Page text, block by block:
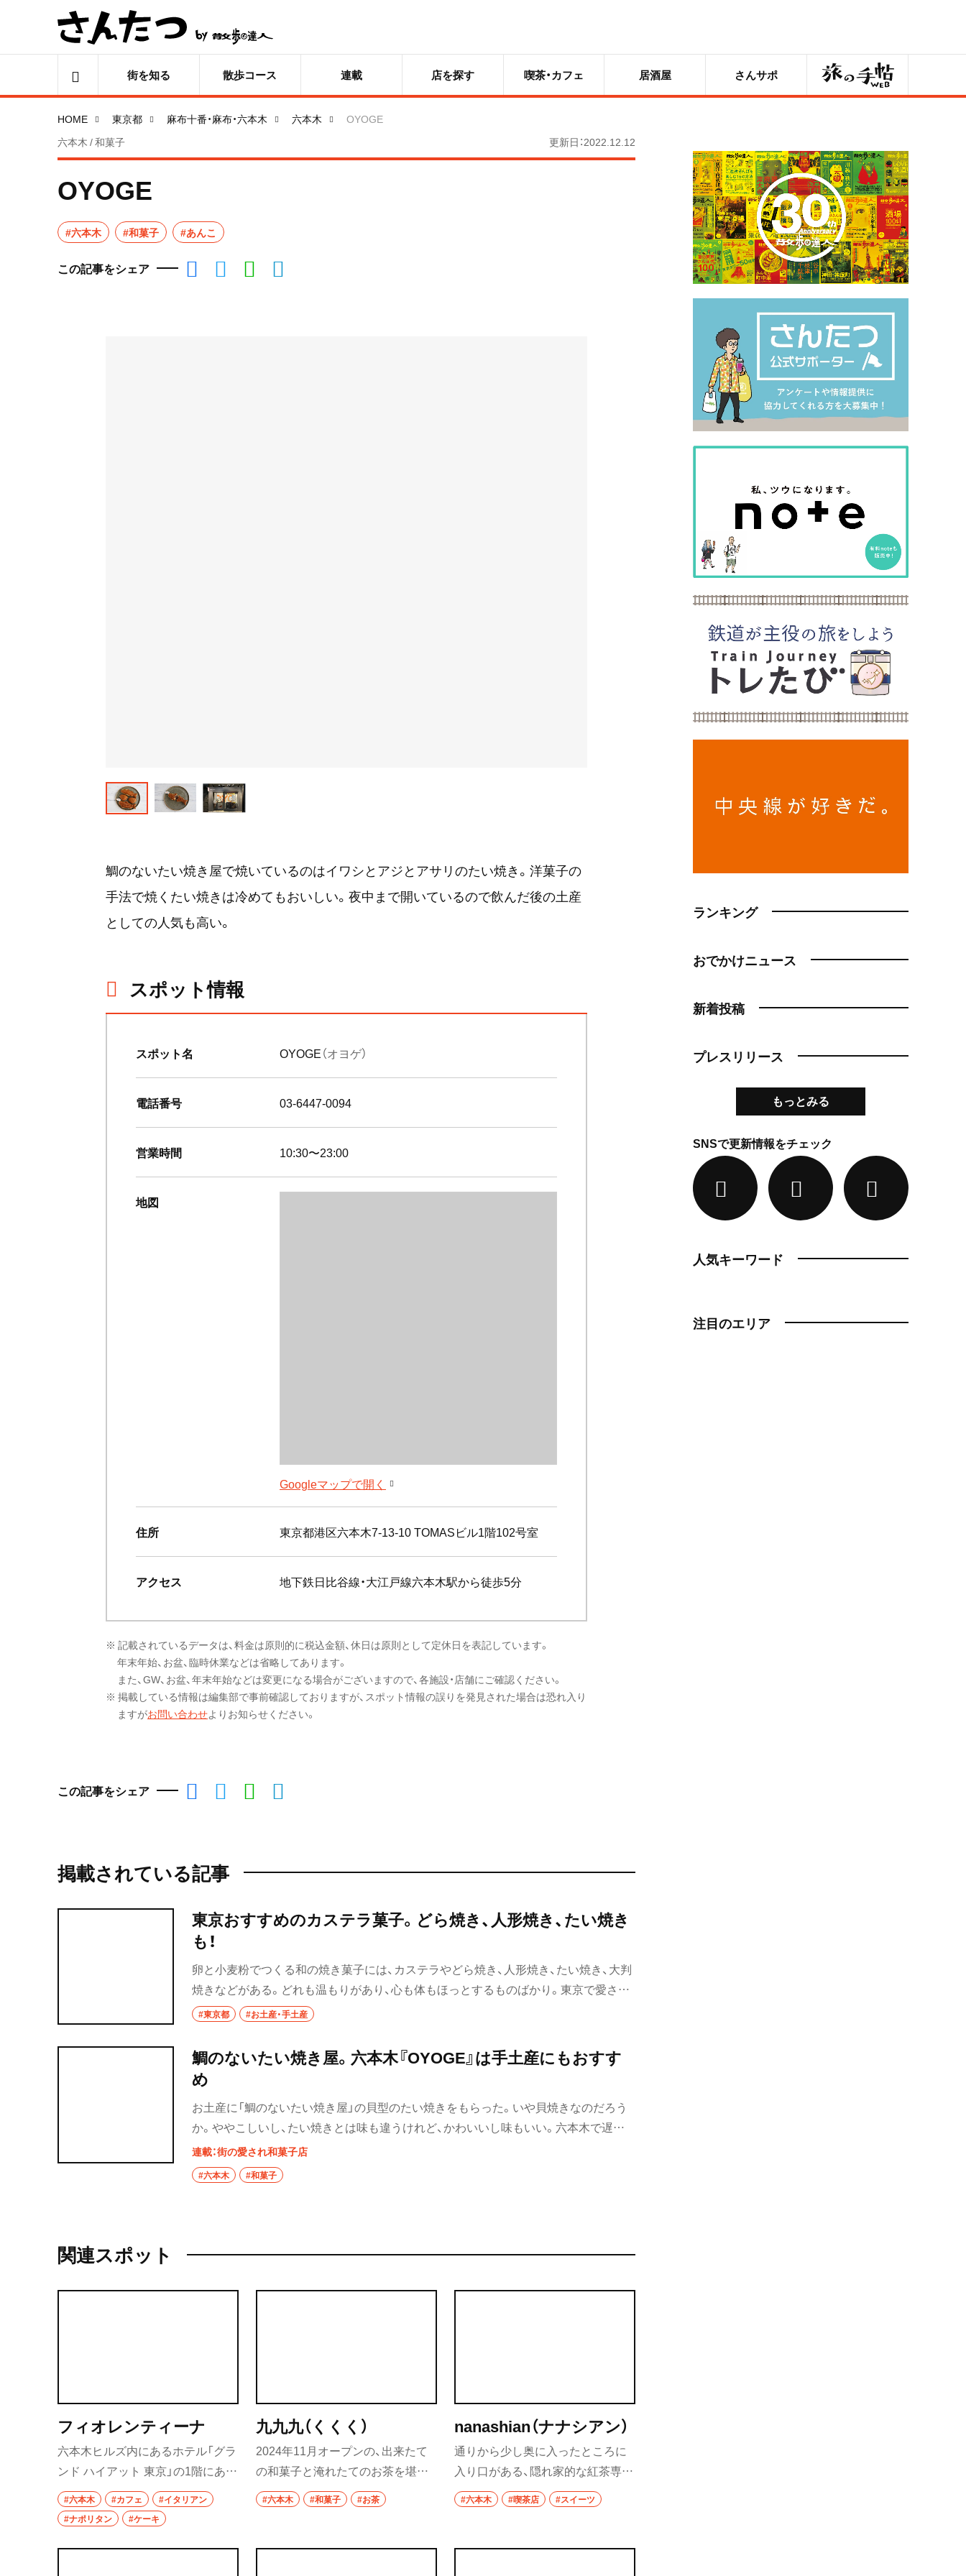
街を知る 散歩コース 連載 店を探す 喫茶・カフェ 居酒屋 さんサポ 旅の手帖
HOME 東京都 麻布十番・麻布・六本木 六本木
OYOGE
六本木 / 和菓子
更新日：2022.12.12
OYOGE
#六本木 #和菓子 #あんこ
この記事をシェア
鯛のないたい焼き屋で焼いているのはイワシとアジとアサリのたい焼き。洋菓子の
手法で焼くたい焼きは冷めてもおいしい。夜中まで開いているので飲んだ後の土産
としての人気も高い。
スポット情報
スポット名 OYOGE（オヨゲ）
電話番号 03-6447-0094
営業時間 10:30〜23:00
地図
Googleマップで開く
住所 東京都港区六本木7-13-10 TOMASビル1階102号室
アクセス 地下鉄日比谷線・大江戸線六本木駅から徒歩5分
※ 記載されているデータは、料金は原則的に税込金額、休日は原則として定休日を表記しています。
年末年始、お盆、臨時休業などは省略してあります。
また、GW、お盆、年末年始などは変更になる場合がございますので、各施設・店舗にご確認ください。
※ 掲載している情報は編集部で事前確認しておりますが、スポット情報の誤りを発見された場合は恐れ入り
ますがお問い合わせよりお知らせください。
この記事をシェア
掲載されている記事
東京おすすめのカステラ菓子。どら焼き、人形焼き、たい焼き
も！
卵と小麦粉でつくる和の焼き菓子には、カステラやどら焼き、人形焼き、たい焼き、大判
焼きなどがある。どれも温もりがあり、心も体もほっとするものばかり。東京で愛され
る5店舗をご紹介！
#東京都 #お土産・手土産
鯛のないたい焼き屋。六本木『OYOGE』は手土産にもおすす
め
お土産に「鯛のないたい焼き屋」の貝型のたい焼きをもらった。いや貝焼きなのだろう
か。ややこしいし、たい焼きとは味も違うけれど、かわいいし味もいい。六本木で遅い
時間まで焼いているというので話を聞きに行ってきた。
連載：街の愛され和菓子店
#六本木 #和菓子
関連スポット
フィオレンティーナ
六本木ヒルズ内にあるホテル「グラ
ンド ハイアット 東京」の1階にある
イタリアンカフェ。旬の素材を生
かしたイタリア各地のオーセンテ
ィックな料理を楽しめる。ペスト
リーブティックも併設されていて、
#六本木 #カフェ
#イタリアン
#ナポリタン
#ケーキ
九九九（くくく）
2024年11月オープンの、出来たて
の和菓子と淹れたてのお茶を堪能
できる隠れ家のような店。店内は
カウンター席のみの、落ち着いた大
つ作り上げる和菓子と、茶士が一杯
#六本木 #和菓子 #お茶
nanashian（ナナシアン）
通りから少し奥に入ったところに
入り口がある、隠れ家的な紅茶専門
店。店内には本棚があり、店主のセ
レクトした本が並んでいる。また、
心地よく、ゆったりとした時間を過
#六本木 #喫茶店 #スイーツ
ランキング
おでかけニュース
新着投稿
プレスリリース
もっとみる
SNSで更新情報をチェック
人気キーワード
注目のエリア